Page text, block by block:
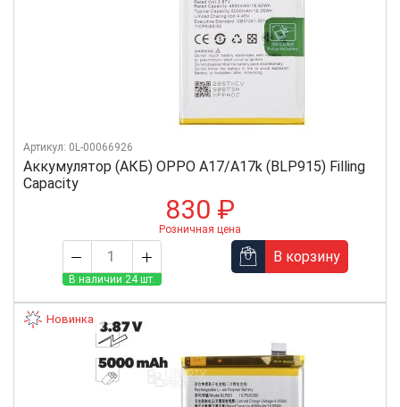
Аккумулятор (АКБ) OPPO A17/A17k (BLP915) Filling
Capacity
Артикул: 0L-00066926
830 ₽
Розничная цена
В наличии 24 шт.
В корзину
Новинка